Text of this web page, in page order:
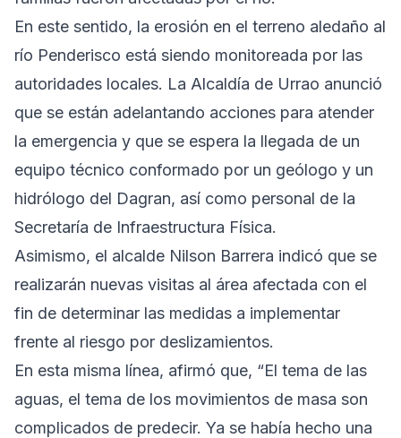
En este sentido, la erosión en el terreno aledaño al
río Penderisco está siendo monitoreada por las
autoridades locales. La Alcaldía de Urrao anunció
que se están adelantando acciones para atender
la emergencia y que se espera la llegada de un
equipo técnico conformado por un geólogo y un
hidrólogo del Dagran, así como personal de la
Secretaría de Infraestructura Física.
Asimismo, el alcalde Nilson Barrera indicó que se
realizarán nuevas visitas al área afectada con el
fin de determinar las medidas a implementar
frente al riesgo por deslizamientos.
En esta misma línea, afirmó que, “El tema de las
aguas, el tema de los movimientos de masa son
complicados de predecir. Ya se había hecho una